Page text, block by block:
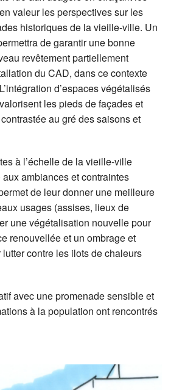
valeur les perspectives sur les
historiques de la vieille-ville. Un
de garantir une bonne
revêtement partiellement
du CAD, dans ce contexte
d’espaces végétalisés
les pieds de façades et
au gré des saisons et
à l’échelle de la vieille-ville
ambiances et contraintes
de leur donner une meilleure
usages (assises, lieux de
une végétalisation nouvelle pour
renouvellée et un ombrage et
contre les ilots de chaleurs
avec une promenade sensible et
à la population ont rencontrés